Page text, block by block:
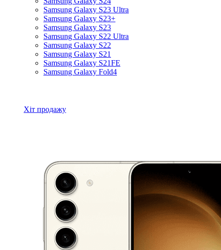
Samsung Galaxy S23 Ultra
Samsung Galaxy S23+
Samsung Galaxy S23
Samsung Galaxy S22 Ultra
Samsung Galaxy S22
Samsung Galaxy S21
Samsung Galaxy S21FE
Samsung Galaxy Fold4
Хіт продажу